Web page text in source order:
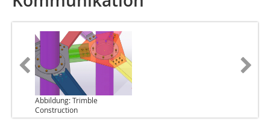
Abbildung: Trimble
Construction